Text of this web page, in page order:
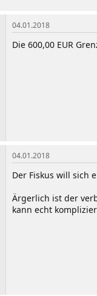
04.01.2018
Die 600,00 EUR
04.01.2018
Der Fiskus will sich
Ärgerlich ist der
kann echt